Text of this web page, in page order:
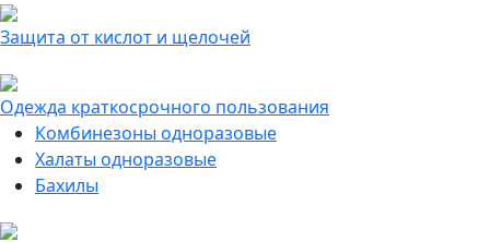
Защита от кислот и щелочей
Одежда краткосрочного пользования
Комбинезоны одноразовые
Халаты одноразовые
Бахилы